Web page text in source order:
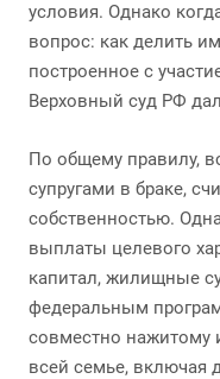
условия. Однако
вопрос: как делить
построенное с
Верховный суд РФ
По общему правилу,
супругами в браке,
собственностью.
выплаты целевого
капитал, жилищные
федеральным
совместно нажитому
всей семье, включая